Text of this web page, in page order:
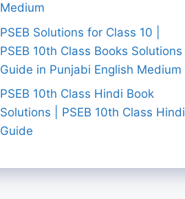
Medium
PSEB Solutions for Class 10 |
PSEB 10th Class Books Solutions
Guide in Punjabi English Medium
PSEB 10th Class Hindi Book
Solutions | PSEB 10th Class Hindi
Guide